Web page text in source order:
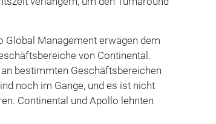
Management erwägen dem
von Continental.
bestimmten Geschäftsbereichen
noch im Gange, und es ist nicht
Continental und Apollo lehnten